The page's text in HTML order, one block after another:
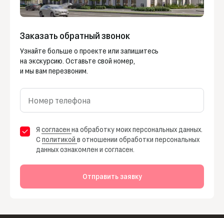
Заказать обратный звонок
Узнайте больше о проекте или запишитесь
на экскурсию. Оставьте свой номер,
и мы вам перезвоним.
Номер телефона
Я согласен на обработку моих персональных данных.
Сполитикой в отношении обработки персональных
данных ознакомлен и согласен.
Отправить заявку